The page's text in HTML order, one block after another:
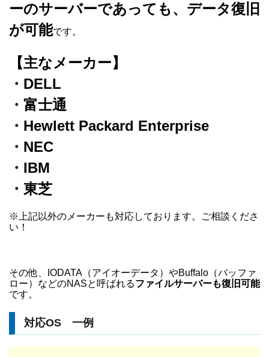
ーのサーバーであっても、データ復旧
が可能です。
【主なメーカー】
・DELL
・富士通
・Hewlett Packard Enterprise
・NEC
・IBM
・東芝
※上記以外のメーカーも対応しております。ご相談くださ
い！
その他、IODATA（アイオーデータ）やBuffalo（バッファ
ロー）などのNASと呼ばれるファイルサーバーも復旧可能
です。
対応OS 一例